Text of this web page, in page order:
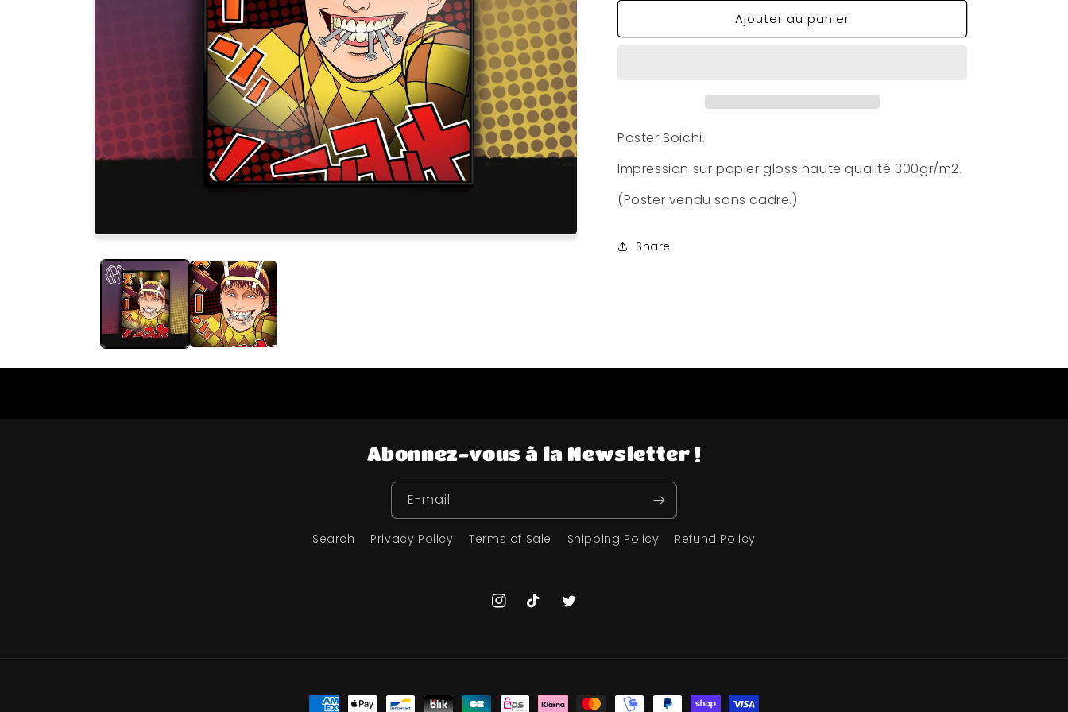
Poster
Poster
Ajouter au panier
Poster Soichi.
Impression sur papier gloss haute qualité 300gr/m2.
(Poster vendu sans cadre.)
Share
Abonnez-vous à la Newsletter !
E-mail
Search Privacy Policy Terms of Sale Shipping Policy Refund Policy
Instagram
TikTok Twitter
Moyens